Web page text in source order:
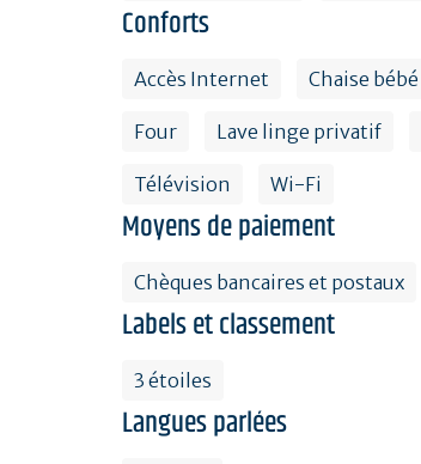
Conforts
Accès Internet Chaise bébé
Four Lave linge privatif
Télévision Wi-Fi
Moyens de paiement
Chèques bancaires et postaux
Labels et classement
3 étoiles
Langues parlées